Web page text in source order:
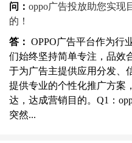
问： oppo广告投放助您实现
的！
答： OPPO广告平台作为行
们始终坚持简单专注，品效
于为广告主提供应用分发、
提供专业的个性化推广方案
达，达成营销目的。Q1：
突然...